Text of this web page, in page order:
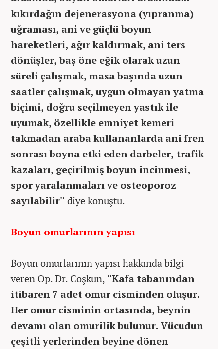
kıkırdağın dejenerasyona (yıpranma)
uğraması, ani ve güçlü boyun
hareketleri, ağır kaldırmak, ani ters
dönüşler, baş öne eğik olarak uzun
süreli çalışmak, masa başında uzun
saatler çalışmak, uygun olmayan yatma
biçimi, doğru seçilmeyen yastık ile
uyumak, özellikle emniyet kemeri
takmadan araba kullananlarda ani fren
sonrası boyna etki eden darbeler, trafik
kazaları, geçirilmiş boyun incinmesi,
spor yaralanmaları ve osteoporoz
sayılabilir'' diye konuştu.
Boyun omurlarının yapısı
Boyun omurlarının yapısı hakkında bilgi
veren Op. Dr. Coşkun, ''Kafa tabanından
itibaren 7 adet omur cisminden oluşur.
Her omur cisminin ortasında, beynin
devamı olan omurilik bulunur. Vücudun
çeşitli yerlerinden beyine dönen